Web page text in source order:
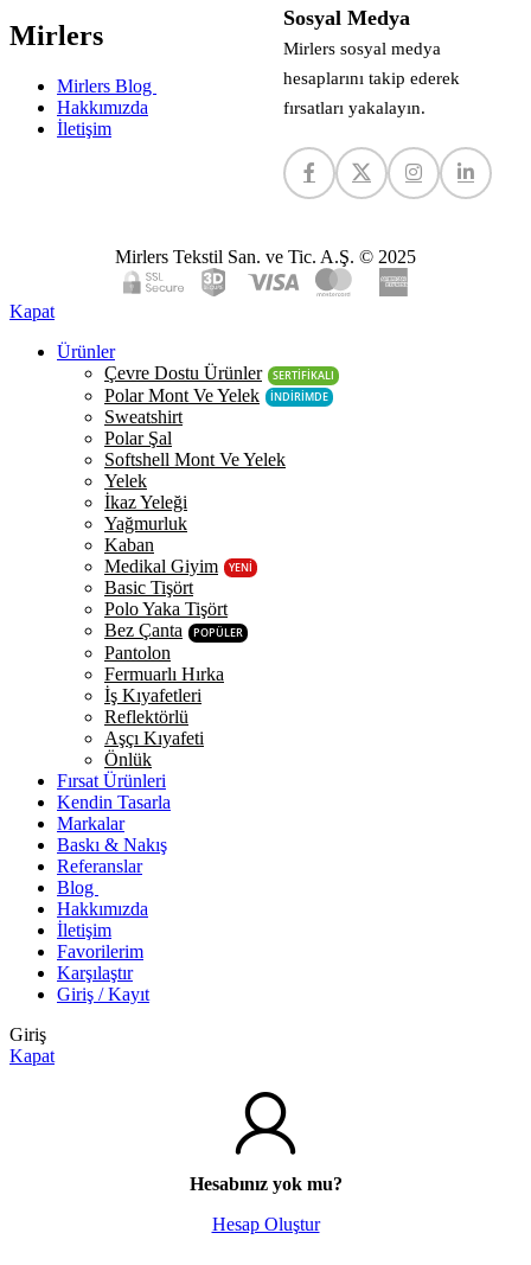
Mirlers
Mirlers Blog
Hakkımızda
İletişim
Sosyal Medya
Mirlers sosyal medya
hesaplarını takip ederek
fırsatları yakalayın.
Mirlers Tekstil San. ve Tic. A.Ş. © 2025
Kapat
Ürünler
Çevre Dostu Ürünler
SERTİFİKALI
Polar Mont Ve Yelek İNDİRİMDE
Sweatshirt
Polar Şal
Softshell Mont Ve Yelek
Yelek
İkaz Yeleği
Yağmurluk
Kaban
Medikal Giyim
YENİ
Basic Tişört
Polo Yaka Tişört
Bez Çanta
POPÜLER
Pantolon
Fermuarlı Hırka
İş Kıyafetleri
Reflektörlü
Aşçı Kıyafeti
Önlük
Fırsat Ürünleri
Kendin Tasarla
Markalar
Baskı & Nakış
Referanslar
Blog
Hakkımızda
İletişim
Favorilerim
Karşılaştır
Giriş / Kayıt
Giriş
Kapat
Hesabınız yok mu?
Hesap Oluştur